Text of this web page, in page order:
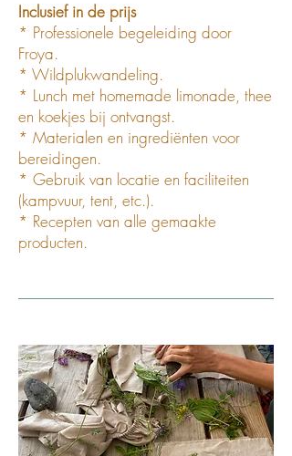
Inclusief in de prijs
* Professionele begeleiding door
Froya.
* Wildplukwandeling.
* Lunch met homemade limonade, thee
en koekjes bij ontvangst.
* Materialen en ingrediënten voor
bereidingen.
* Gebruik van locatie en faciliteiten
(kampvuur, tent, etc.).
* Recepten van alle gemaakte
producten.